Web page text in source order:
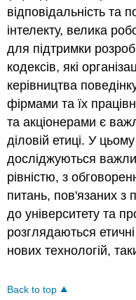
відповідальність та
інтелекту, велика
для підтримки
кодексів, які
керівництва
фірмами та їх
та акціонерами є
діловій етиці. У
досліджуються
рівністю, з
питань, пов'язаних з
до університету та
розглядаються
нових технологій,
Back to top